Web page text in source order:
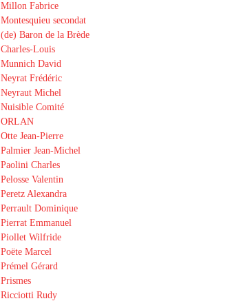
Millon Fabrice
Montesquieu secondat
(de) Baron de la Brède
Charles-Louis
Munnich David
Neyrat Frédéric
Neyraut Michel
Nuisible Comité
ORLAN
Otte Jean-Pierre
Palmier Jean-Michel
Paolini Charles
Pelosse Valentin
Peretz Alexandra
Perrault Dominique
Pierrat Emmanuel
Piollet Wilfride
Poëte Marcel
Prémel Gérard
Prismes
Ricciotti Rudy